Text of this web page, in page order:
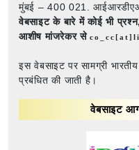
मुंबई – 400 021.
वेबसाइट के बारे में कोई भी प्रश्न,
आशीष मांजरेकर से
इस वेबसाइट पर सामग्री भारतीय
प्रबंधित की जाती है।
वेबसाइट